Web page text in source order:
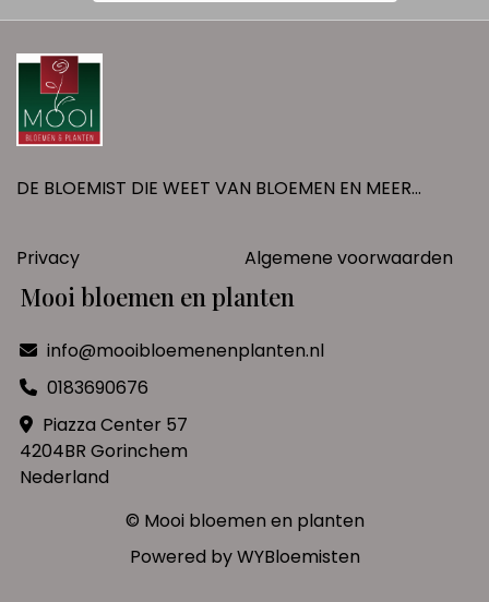
DE BLOEMIST DIE WEET VAN BLOEMEN EN MEER...
Privacy Algemene voorwaarden
Mooi bloemen en planten
info@mooibloemenenplanten.nl
0183690676
Piazza Center 57
4204BR Gorinchem
Nederland
© Mooi bloemen en planten
Powered byWYBloemisten